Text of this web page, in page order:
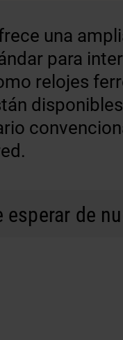
una
para
relojes
esperar de